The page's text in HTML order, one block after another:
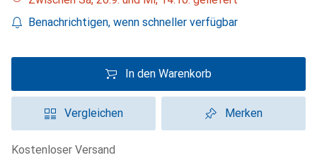
Benachrichtigen, wenn schneller verfügbar
In den Warenkorb
Vergleichen Merken
kostenloser Versand